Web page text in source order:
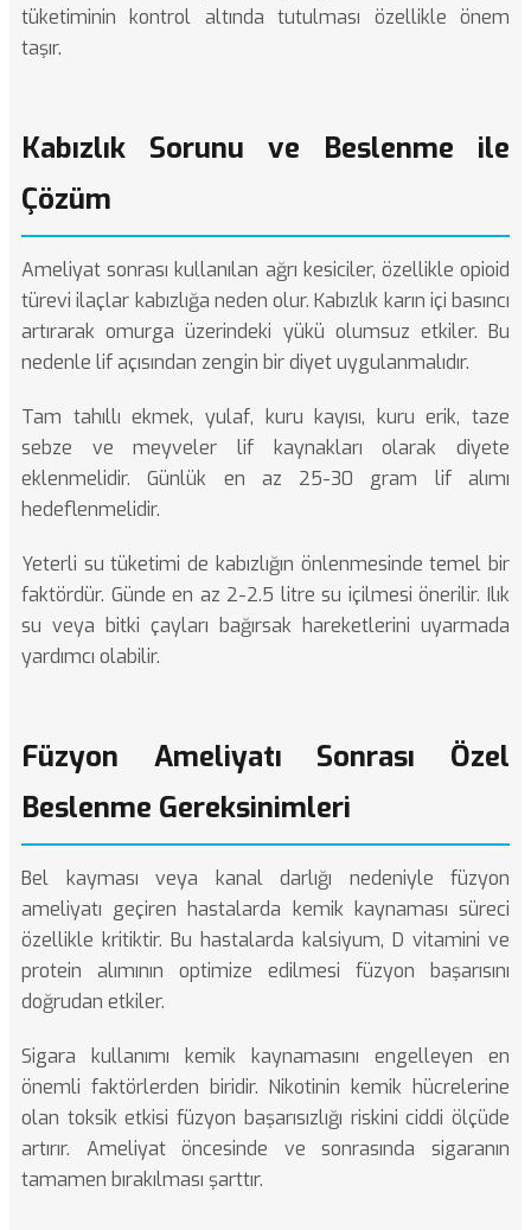
tüketiminin kontrol altında tutulması özellikle önem
taşır.
Kabızlık Sorunu ve Beslenme ile
Çözüm
Ameliyat sonrası kullanılan ağrı kesiciler, özellikle opioid
türevi ilaçlar kabızlığa neden olur. Kabızlık karın içi basıncı
artırarak omurga üzerindeki yükü olumsuz etkiler. Bu
nedenle lif açısından zengin bir diyet uygulanmalıdır.
Tam tahıllı ekmek, yulaf, kuru kayısı, kuru erik, taze
sebze ve meyveler lif kaynakları olarak diyete
eklenmelidir. Günlük en az 25-30 gram lif alımı
hedeflenmelidir.
Yeterli su tüketimi de kabızlığın önlenmesinde temel bir
faktördür. Günde en az 2-2.5 litre su içilmesi önerilir. Ilık
su veya bitki çayları bağırsak hareketlerini uyarmada
yardımcı olabilir.
Füzyon Ameliyatı Sonrası Özel
Beslenme Gereksinimleri
Bel kayması veya kanal darlığı nedeniyle füzyon
ameliyatı geçiren hastalarda kemik kaynaması süreci
özellikle kritiktir. Bu hastalarda kalsiyum, D vitamini ve
protein alımının optimize edilmesi füzyon başarısını
doğrudan etkiler.
Sigara kullanımı kemik kaynamasını engelleyen en
önemli faktörlerden biridir. Nikotinin kemik hücrelerine
olan toksik etkisi füzyon başarısızlığı riskini ciddi ölçüde
artırır. Ameliyat öncesinde ve sonrasında sigaranın
tamamen bırakılması şarttır.